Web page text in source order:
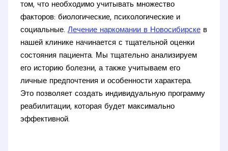
том, что необходимо учитывать множество
факторов: биологические, психологические и
социальные.Лечение наркомании в Новосибирске в
нашей клинике начинается с тщательной оценки
состояния пациента. Мы тщательно анализируем
его историю болезни, а также учитываем его
личные предпочтения и особенности характера.
Это позволяет создать индивидуальную программу
реабилитации, которая будет максимально
эффективной.